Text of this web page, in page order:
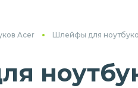
Acer Шлейфы для